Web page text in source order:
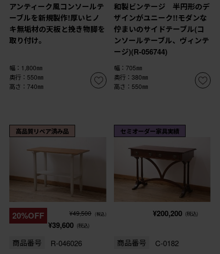
アンティーク風コンソールテ
ーブルを新規製作!厚いヒノ
キ無垢材の天板と挽き物脚を
取り付け。
幅：1,800㎜
奥行：550㎜
高さ：740㎜
和製ビンテージ 半円形のデ
ザインがユニーク!!モダンな
佇まいのサイドテーブル(コ
ンソールテーブル、ヴィンテ
ージ)(R-056744)
幅：705㎜
奥行：380㎜
高さ：550㎜
高品質リペア済み品
20%OFF ¥49,500 (税込)
¥39,600 (税込)
商品番号 R-046026
セミオーダー家具実績
¥200,200 (税込)
商品番号 C-0182